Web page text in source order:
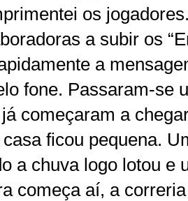
os
a subir os
a
fone. Passaram-se
começaram a
ficou pequena.
a chuva logo lotou
começa aí, a